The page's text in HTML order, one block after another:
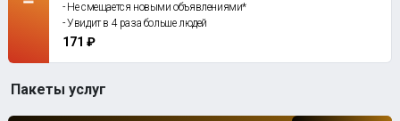
- Не смещается новыми объявлениями*
- Увидит в 4 раза больше людей
171 ₽
Пакеты услуг